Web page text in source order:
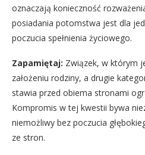
oznaczają konieczność
posiadania potomstwa jest dla
poczucia spełnienia życiowego.
Zapamiętaj: Związek, w którym
założeniu rodziny, a drugie
stawia przed obiema stronami
Kompromis w tej kwestii bywa
niemożliwy bez poczucia
ze stron.